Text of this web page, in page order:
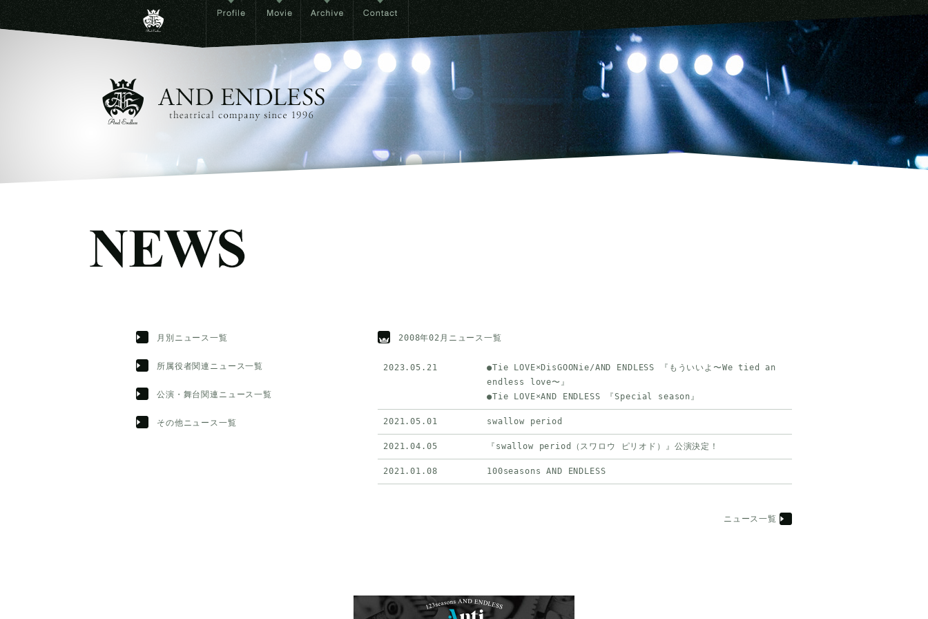
月別ニュース一覧
所属役者関連ニュース一覧
公演・舞台関連ニュース一覧
その他ニュース一覧
2008年02月ニュース一覧
2023.05.21
●Tie LOVE×DisGOONie/AND ENDLESS 『もういいよ〜We tied an
endless love〜』
●Tie LOVE×AND ENDLESS 『Special season』
2021.05.01 swallow period
2021.04.05 『swallow period（スワロウ ピリオド）』公演決定！
2021.01.08 100seasons AND ENDLESS
ニュース一覧